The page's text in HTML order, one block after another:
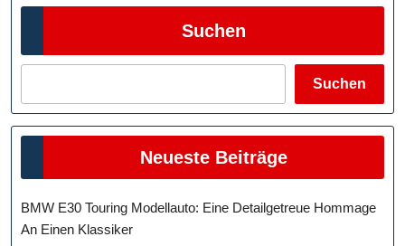
Suchen
Suchen
Neueste Beiträge
BMW E30 Touring Modellauto: Eine Detailgetreue Hommage
An Einen Klassiker